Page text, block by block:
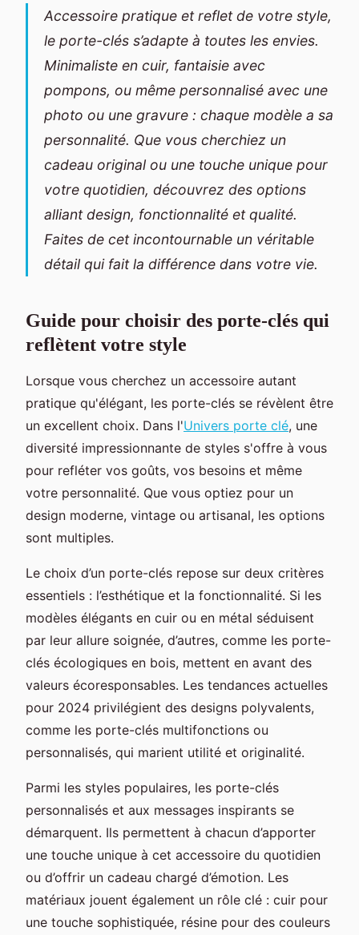
Accessoire pratique et reflet de votre style,
le porte-clés s’adapte à toutes les envies.
Minimaliste en cuir, fantaisie avec
pompons, ou même personnalisé avec une
photo ou une gravure : chaque modèle a sa
personnalité. Que vous cherchiez un
cadeau original ou une touche unique pour
votre quotidien, découvrez des options
alliant design, fonctionnalité et qualité.
Faites de cet incontournable un véritable
détail qui fait la différence dans votre vie.
Guide pour choisir des porte-clés qui
reflètent votre style
Lorsque vous cherchez un accessoire autant
pratique qu'élégant, les porte-clés se révèlent être
un excellent choix. Dans l'Univers porte clé, une
diversité impressionnante de styles s'offre à vous
pour refléter vos goûts, vos besoins et même
votre personnalité. Que vous optiez pour un
design moderne, vintage ou artisanal, les options
sont multiples.
Le choix d’un porte-clés repose sur deux critères
essentiels : l’esthétique et la fonctionnalité. Si les
modèles élégants en cuir ou en métal séduisent
par leur allure soignée, d’autres, comme les porte-
clés écologiques en bois, mettent en avant des
valeurs écoresponsables. Les tendances actuelles
pour 2024 privilégient des designs polyvalents,
comme les porte-clés multifonctions ou
personnalisés, qui marient utilité et originalité.
Parmi les styles populaires, les porte-clés
personnalisés et aux messages inspirants se
démarquent. Ils permettent à chacun d’apporter
une touche unique à cet accessoire du quotidien
ou d’offrir un cadeau chargé d’émotion. Les
matériaux jouent également un rôle clé : cuir pour
une touche sophistiquée, résine pour des couleurs